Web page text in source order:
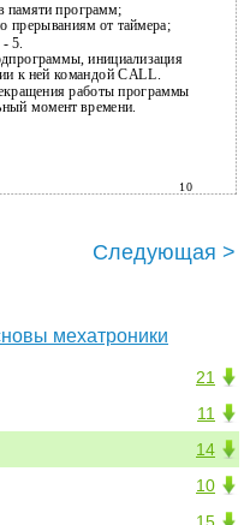
памяти программ;
прерываниям от таймера;
5.
инициализация
к ней командой CALL.
работы программы
момент времени.
10
Следующая >
мехатроники
21
11
14
10
15